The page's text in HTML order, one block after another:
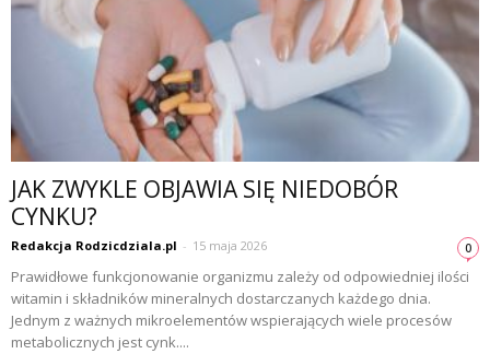
JAK ZWYKLE OBJAWIA SIĘ NIEDOBÓR
CYNKU?
Redakcja Rodzicdziala.pl - 15 maja 2026 0
Prawidłowe funkcjonowanie organizmu zależy od odpowiedniej ilości
witamin i składników mineralnych dostarczanych każdego dnia.
Jednym z ważnych mikroelementów wspierających wiele procesów
metabolicznych jest cynk....